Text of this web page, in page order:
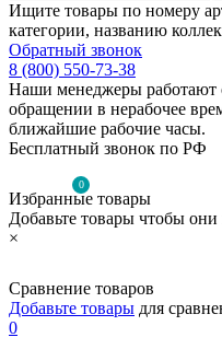
Ищите товары по номеру
категории, названию
Обратный звонок
8 (800) 550-73-38
Наши менеджеры работают
обращении в нерабочее
ближайшие рабочие часы.
Бесплатный звонок по РФ
0
Избранные товары
Добавьте товары чтобы
×
Сравнение товаров
Добавьте товары для
0